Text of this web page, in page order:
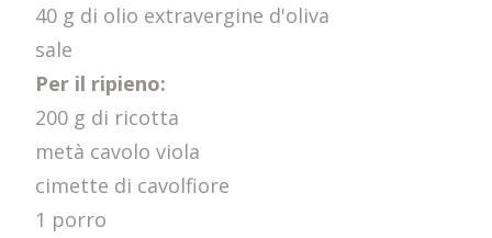
40 g di olio extravergine d'oliva
sale
Per il ripieno:
200 g di ricotta
metà cavolo viola
cimette di cavolfiore
1 porro